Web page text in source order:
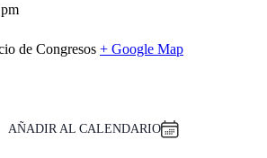
de Congresos + Google Map
AÑADIR AL CALENDARIO